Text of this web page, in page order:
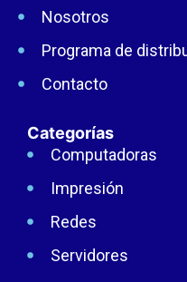
Nosotros
Programa de
Contacto
Categorías
Computadoras
Impresión
Redes
Servidores